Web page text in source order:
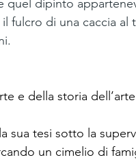
quel dipinto
fulcro di una caccia al
e della storia
sua tesi sotto la
un cimelio di